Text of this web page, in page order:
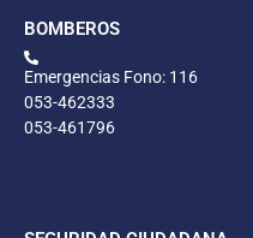
BOMBEROS
Emergencias Fono: 116
053-462333
053-461796